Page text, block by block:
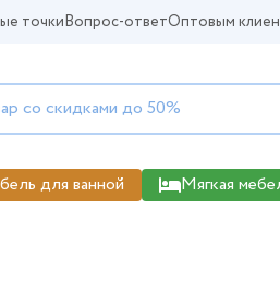
точкиВопрос-ответОптовым
для ванной Мягкая